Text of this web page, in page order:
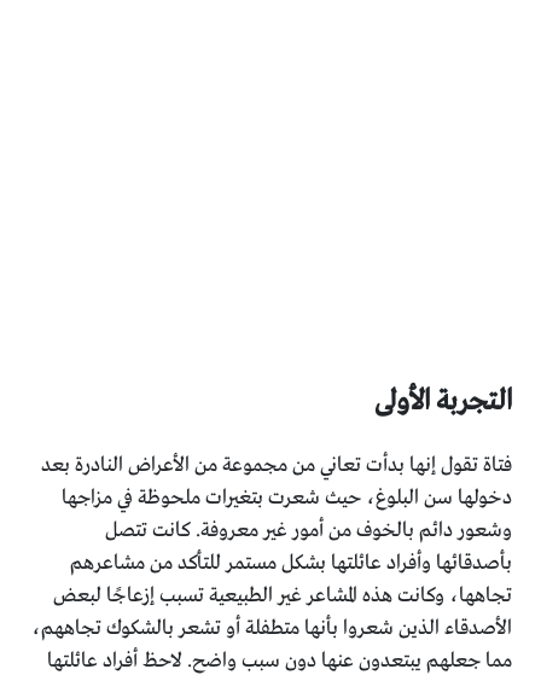
التجربة الأولى
فتاة تقول إنها بدأت تعاني من مجموعة من الأعراض النادرة بعد
دخولها سن البلوغ، حيث شعرت بتغيرات ملحوظة في مزاجها
وشعور دائم بالخوف من أمور غير معروفة. كانت تتصل
بأصدقائها وأفراد عائلتها بشكل مستمر للتأكد من مشاعرهم
تجاهها، وكانت هذه المشاعر غير الطبيعية تسبب إزعاجًا لبعض
الأصدقاء الذين شعروا بأنها متطفلة أو تشعر بالشكوك تجاههم،
مما جعلهم يبتعدون عنها دون سبب واضح. لاحظ أفراد عائلتها